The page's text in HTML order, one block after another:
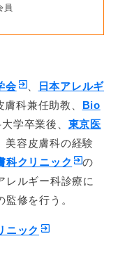
員
会 、
日本アレルギ
膚科兼任助教、 Bio
学卒業後、 東京医
美容皮膚科の経験
科クリニック
の
レルギー科診療に
修を行う。
ニック